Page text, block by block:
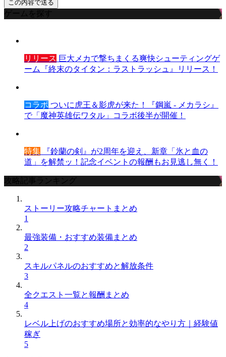
ゲームを探す
リリース 巨大メカで撃ちまくる爽快シューティングゲ
ーム『終末のタイタン：ラストラッシュ』リリース！
コラボ ついに虎王＆影虎が来た！『鋼嵐 - メカラシ』
で「魔神英雄伝ワタル」コラボ後半が開催！
特集 『鈴蘭の剣』が2周年を迎え、新章「氷と血の
道」を解禁ッ！記念イベントの報酬もお見逃し無く！
攻略記事ランキング
ストーリー攻略チャートまとめ
1
最強装備・おすすめ装備まとめ
2
スキルパネルのおすすめと解放条件
3
全クエスト一覧と報酬まとめ
4
レベル上げのおすすめ場所と効率的なやり方｜経験値
稼ぎ
5